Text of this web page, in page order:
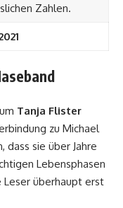
Zahlen.
Tanja Flister
zu Michael
sie über Jahre
Lebensphasen
überhaupt erst